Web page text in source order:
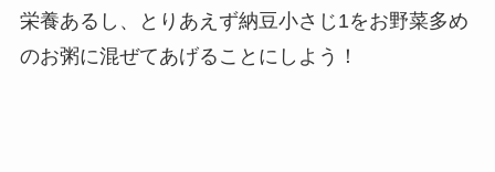
栄養あるし、とりあえず納豆小さじ1をお野菜多め
のお粥に混ぜてあげることにしよう！